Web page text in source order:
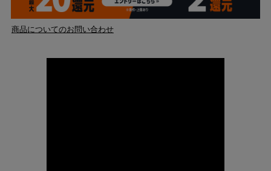
商品についてのお問い合わせ